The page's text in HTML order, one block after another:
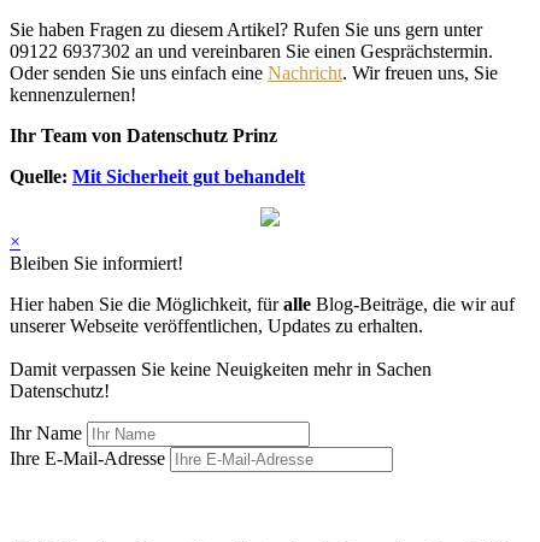
Sie haben Fragen zu diesem Artikel? Rufen Sie uns gern unter
09122 6937302 an und vereinbaren Sie einen Gesprächstermin.
Oder senden Sie uns einfach eine Nachricht. Wir freuen uns, Sie
kennenzulernen!
Ihr Team von Datenschutz Prinz
Quelle: Mit Sicherheit gut behandelt
×
Bleiben Sie informiert!
Hier haben Sie die Möglichkeit, füralle Blog-Beiträge, die wir auf
unserer Webseite veröffentlichen, Updates zu erhalten.
Damit verpassen Sie keine Neuigkeiten mehr in Sachen
Datenschutz!
Ihr Name
Ihre E-Mail-Adresse